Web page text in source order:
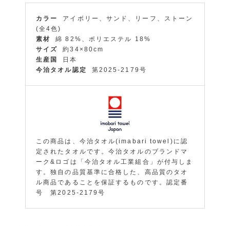
カラー
アイボリー、サンド、リーフ、ストーン
(全4色)
素材
綿 82%、ポリエステル 18%
サイズ
約34×80cm
生産国
日本
今治タオル認定
第2025-2179号
この商品は、今治タオル(imabari towel)に認
定されたタオルです。今治タオルのブランドマ
ーク&ロゴは「今治タオル工業組合」が付与しま
す。独自の品質基準に合格した、高品質のタオ
ル商品であることを保証するものです。認定番
号 第2025-2179号